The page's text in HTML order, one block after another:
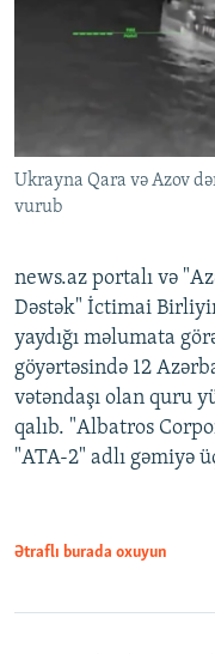
Ukrayna Qara və Azov
vurub
news.az portalı və
Dəstək" İctimai
yaydığı məlumata
göyərtəsində 12
vətəndaşı olan quru
qalıb. "Albatros
"ATA-2" adlı gəmiyə
Ətraflı burada oxuyun